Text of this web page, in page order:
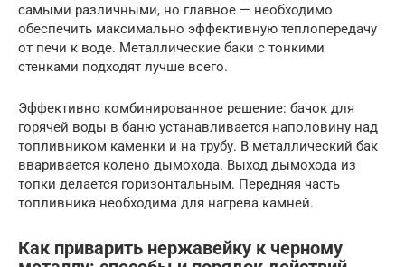
самыми различными, но главное — необходимо
обеспечить максимально эффективную теплопередачу
от печи к воде. Металлические баки с тонкими
стенками подходят лучше всего.
Эффективно комбинированное решение: бачок для
горячей воды в баню устанавливается наполовину над
топливником каменки и на трубу. В металлический бак
вваривается колено дымохода. Выход дымохода из
топки делается горизонтальным. Передняя часть
топливника необходима для нагрева камней.
Как приварить нержавейку к черному